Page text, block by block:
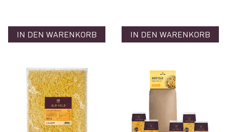
IN DEN WARENKORB IN DEN WARENKORB